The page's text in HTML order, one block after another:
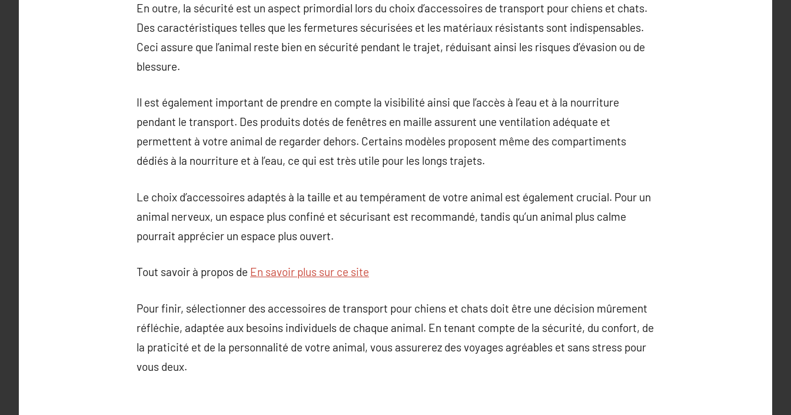
En outre, la sécurité est un aspect primordial lors du choix d’accessoires de transport pour chiens et chats.
Des caractéristiques telles que les fermetures sécurisées et les matériaux résistants sont indispensables.
Ceci assure que l’animal reste bien en sécurité pendant le trajet, réduisant ainsi les risques d’évasion ou de
blessure.
Il est également important de prendre en compte la visibilité ainsi que l’accès à l’eau et à la nourriture
pendant le transport. Des produits dotés de fenêtres en maille assurent une ventilation adéquate et
permettent à votre animal de regarder dehors. Certains modèles proposent même des compartiments
dédiés à la nourriture et à l’eau, ce qui est très utile pour les longs trajets.
Le choix d’accessoires adaptés à la taille et au tempérament de votre animal est également crucial. Pour un
animal nerveux, un espace plus confiné et sécurisant est recommandé, tandis qu’un animal plus calme
pourrait apprécier un espace plus ouvert.
Tout savoir à propos de En savoir plus sur ce site
Pour finir, sélectionner des accessoires de transport pour chiens et chats doit être une décision mûrement
réfléchie, adaptée aux besoins individuels de chaque animal. En tenant compte de la sécurité, du confort, de
la praticité et de la personnalité de votre animal, vous assurerez des voyages agréables et sans stress pour
vous deux.